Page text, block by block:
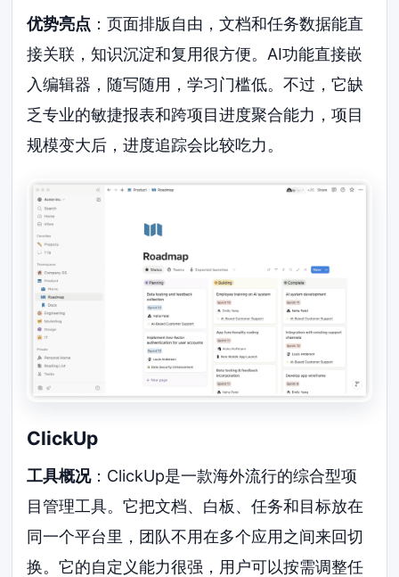
优势亮点 ：页面排版自由，文档和任务数据能直
接关联，知识沉淀和复用很方便。AI功能直接嵌
入编辑器，随写随用，学习门槛低。不过，它缺
乏专业的敏捷报表和跨项目进度聚合能力，项目
规模变大后，进度追踪会比较吃力。
ClickUp
工具概况：ClickUp是一款海外流行的综合型项
目管理工具。它把文档、白板、任务和目标放在
同一个平台里，团队不用在多个应用之间来回切
换。它的自定义能力很强，用户可以按需调整任